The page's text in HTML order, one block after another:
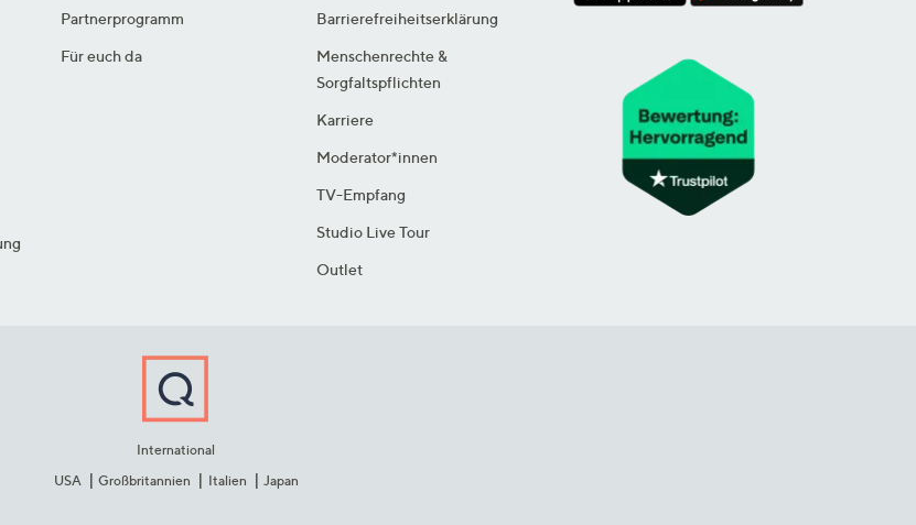
Partnerprogramm
Für euch da
Barrierefreiheitserklärung
Menschenrechte &
Sorgfaltspflichten
Karriere
Moderator*innen
TV-Empfang
Studio Live Tour
Outlet
International
USA
Großbritannien Italien Japan